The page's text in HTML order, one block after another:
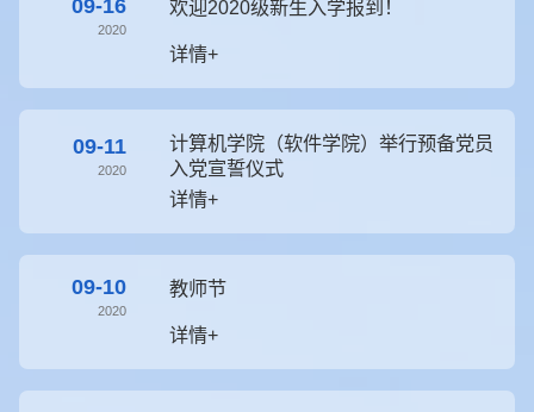
09-16
2020
欢迎2020级新生入学报到！
详情+
09-11
2020
计算机学院（软件学院）举行预备党员
入党宣誓仪式
详情+
09-10
2020
教师节
详情+